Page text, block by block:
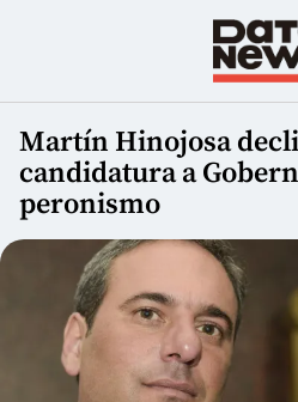
Martín Hinojosa
candidatura a
peronismo